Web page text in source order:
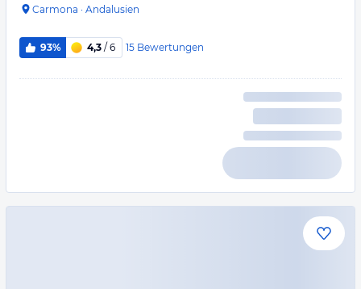
Carmona · Andalusien
93% 4,3 / 6 15 Bewertungen